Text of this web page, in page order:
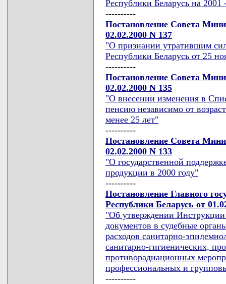
Республики Беларусь на 2001
----------
Постановление Совета
02.02.2000 N 137
"О признании утратившим
Республики Беларусь от 25
----------
Постановление Совета
02.02.2000 N 135
"О внесении изменения в
пенсию независимо от
менее 25 лет"
----------
Постановление Совета
02.02.2000 N 133
"О государственной
продукции в 2000 году"
----------
Постановление Главного
Республики Беларусь от
"Об утверждении
документов в судебные
расходов санитарно-
санитарно-гигиенических,
противорадиационных
профессиональных и
----------